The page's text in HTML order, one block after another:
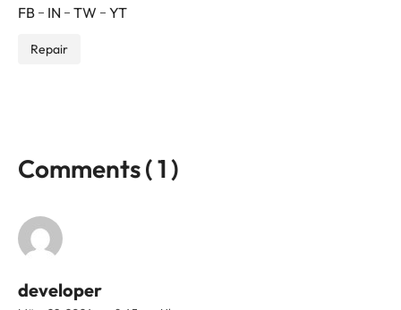
Repair
FB IN TW YT
Comments ( 1 )
developer